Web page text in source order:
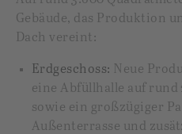
Gebäude, das Produktion
Dach vereint:
Erdgeschoss: Neue
eine Abfüllhalle auf rund
sowie ein großzügiger
Außenterrasse und